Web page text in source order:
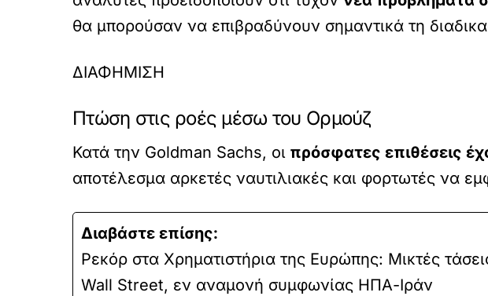
θα μπορούσαν να επιβραδύνουν σημαντικά τη
ΔΙΑΦΗΜΙΣΗ
Πτώση στις ροές μέσω του Ορμούζ
Κατά την Goldman Sachs, οι πρόσφατες επιθέσεις
αποτέλεσμα αρκετές ναυτιλιακές και φορτωτές να
Διαβάστε επίσης:
Ρεκόρ στα Χρηματιστήρια της Ευρώπης: Μικτές
Wall Street, εν αναμονή συμφωνίας ΗΠΑ-Ιράν